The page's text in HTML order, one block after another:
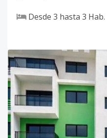
Desde 3 hasta 3 Hab.